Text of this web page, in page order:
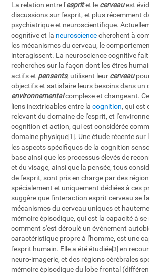
La relation entre l'espritet le cerveauest
discussions sur l'esprit, et plus récemment
psychiatrique et neuroscientifique.
cognitive et la neurosciencecherchent à
les mécanismes du cerveau, le
interagissent. La neuroscience cognitive
recherches sur la façon dont les êtres
actifs et pensants, utilisent leur cerveau
objectifs et satisfaire leurs besoins dans un
environnementalcomplexe et changeant.
liens inextricables entre lacognition, qui est
relevant du domaine de l'esprit, et
cognition et action, qui est considérée
domaine physique [1] . Une étude récente sur
les aspects spécifiques de la cognition
base ainsi que les processus élevés de
et du visage, ainsi que la pensée, tous
de l'esprit, sont pris en charge par des
spécialement et uniquement dédiées à ces
suggère que l'interaction esprit-cerveau se
mécanismes du cerveau uniques et
mémoire épisodique, qui est la capacité à
comment s'est déroulé un événement
caractéristique propre à l'homme, est une
l'esprit humain. Elle a été étudiée[3] en
neuro-imagerie, et des régions cérébrales
mémoire épisodique du lobe frontal